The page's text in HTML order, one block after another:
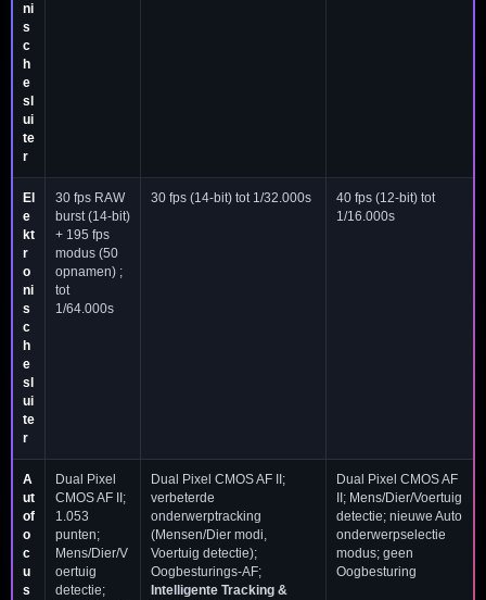
ni
s
c
h
e
sl
ui
te
r
El
e
kt
r
o
ni
s
c
h
e
sl
ui
te
r
30 fps RAW
burst (14-bit)
+ 195 fps
modus (50
opnamen) ;
tot
1/64.000s
30 fps (14-bit) tot 1/32.000s
40 fps (12-bit) tot
1/16.000s
A
ut
of
o
c
u
s
Dual Pixel
CMOS AF II;
1.053
punten;
Mens/Dier/V
oertuig
detectie;
Dual Pixel CMOS AF II;
verbeterde
onderwerptracking
(Mensen/Dier modi,
Voertuig detectie);
Oogbesturings-AF;
Intelligente Tracking &
Dual Pixel CMOS AF
II; Mens/Dier/Voertuig
detectie; nieuwe Auto
onderwerpselectie
modus; geen
Oogbesturing